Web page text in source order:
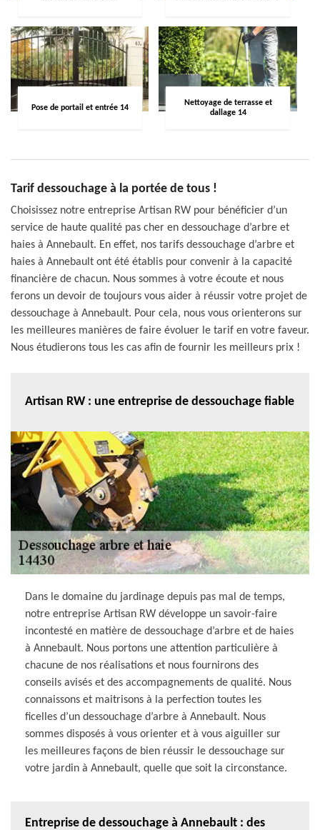
Pose de portail et entrée 14
Nettoyage de terrasse et
dallage 14
Tarif dessouchage à la portée de tous !
Choisissez notre entreprise Artisan RW pour bénéficier d’un
service de haute qualité pas cher en dessouchage d’arbre et
haies à Annebault. En effet, nos tarifs dessouchage d’arbre et
haies à Annebault ont été établis pour convenir à la capacité
financière de chacun. Nous sommes à votre écoute et nous
ferons un devoir de toujours vous aider à réussir votre projet de
dessouchage à Annebault. Pour cela, nous vous orienterons sur
les meilleures manières de faire évoluer le tarif en votre faveur.
Nous étudierons tous les cas afin de fournir les meilleurs prix !
Artisan RW : une entreprise de dessouchage fiable
Dans le domaine du jardinage depuis pas mal de temps,
notre entreprise Artisan RW développe un savoir-faire
incontesté en matière de dessouchage d’arbre et de haies
à Annebault. Nous portons une attention particulière à
chacune de nos réalisations et nous fournirons des
conseils avisés et des accompagnements de qualité. Nous
connaissons et maitrisons à la perfection toutes les
ficelles d’un dessouchage d’arbre à Annebault. Nous
sommes disposés à vous orienter et à vous aiguiller sur
les meilleures façons de bien réussir le dessouchage sur
votre jardin à Annebault, quelle que soit la circonstance.
Entreprise de dessouchage à Annebault : des